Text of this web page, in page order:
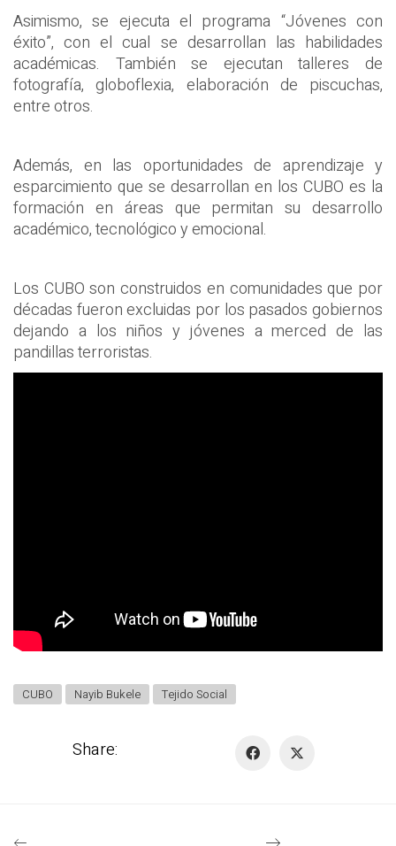
Asimismo, se ejecuta el programa “Jóvenes con
éxito”, con el cual se desarrollan las habilidades
académicas. También se ejecutan talleres de
fotografía, globoflexia, elaboración de piscuchas,
entre otros.
Además, en las oportunidades de aprendizaje y
esparcimiento que se desarrollan en los CUBO es la
formación en áreas que permitan su desarrollo
académico, tecnológico y emocional.
Los CUBO son construidos en comunidades que por
décadas fueron excluidas por los pasados gobiernos
dejando a los niños y jóvenes a merced de las
pandillas terroristas.
CUBO Nayib Bukele Tejido Social
Share: